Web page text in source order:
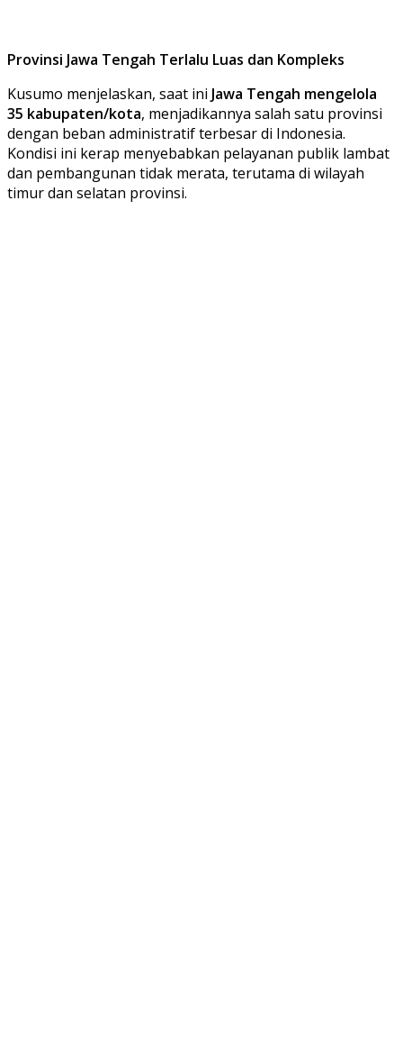
Provinsi Jawa Tengah Terlalu Luas dan Kompleks
Kusumo menjelaskan, saat ini Jawa Tengah mengelola
35 kabupaten/kota, menjadikannya salah satu provinsi
dengan beban administratif terbesar di Indonesia.
Kondisi ini kerap menyebabkan pelayanan publik lambat
dan pembangunan tidak merata, terutama di wilayah
timur dan selatan provinsi.